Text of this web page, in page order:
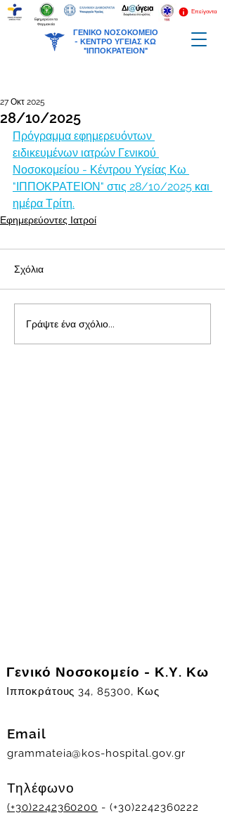
ΓΕΝΙΚΟ ΝΟΣΟΚΟΜΕΙΟ
- ΚΕΝΤΡΟ ΥΓΕΙΑΣ ΚΩ
"ΙΠΠΟΚΡΑΤΕΙΟΝ"
Επείγοντα
Εφημερεύοντα
Φαρμακεία
28/10/2025
27 Οκτ 2025
Πρόγραμμα εφημερευόντων
ειδικευμένων ιατρών Γενικού
Νοσοκομείου - Κέντρου Υγείας Κω
"ΙΠΠΟΚΡΑΤΕΙΟΝ" στις 28/10/2025 και
ημέρα Τρίτη.
Εφημερεύοντες Ιατροί
Σχόλια
Γράψτε ένα σχόλιο...
Γενικό Νοσοκομείο - Κ.Υ. Κω
Ιπποκράτους 34, 85300, Κως
Email
grammateia@kos-hospital.gov.gr
Τηλέφωνο
(+30)2242360200 - (+30)2242360222